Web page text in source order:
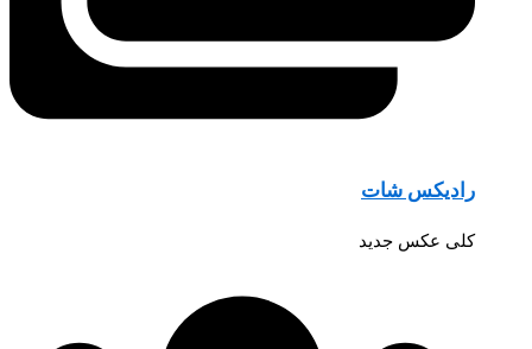
رادیکس شات
کلی عکس جدید